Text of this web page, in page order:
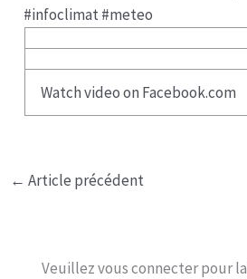
#infoclimat#meteo
Watch video on Facebook.com
← Article précédent
Veuillez vous connecter pour